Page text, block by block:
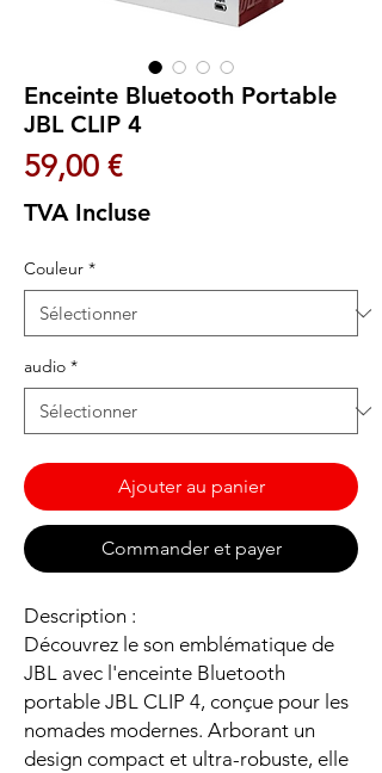
Enceinte Bluetooth Portable
JBL CLIP 4
59,00 €Prix
TVA Incluse
Couleur *
audio *
Ajouter au panier
Commander et payer
Description :
Découvrez le son emblématique de
JBL avec l'enceinte Bluetooth
portable JBL CLIP 4, conçue pour les
nomades modernes. Arborant un
design compact et ultra-robuste, elle